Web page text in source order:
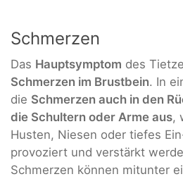
Schmerzen
Das Hauptsymptom des
Schmerzen im Brustbein. In
die Schmerzen auch in den
die Schultern oder Arme aus,
Husten, Niesen oder tiefes
provoziert und verstärkt
Schmerzen können mitunter